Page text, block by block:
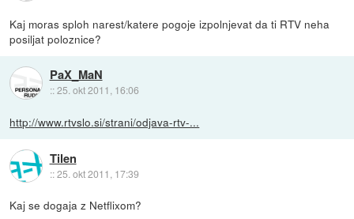
Kaj moras sploh narest/katere pogoje izpolnjevat da ti RTV neha
posiljat poloznice?
PaX_MaN
::25. okt 2011, 16:06
http://www.rtvslo.si/strani/odjava-rtv-...
Tilen
::25. okt 2011, 17:39
Kaj se dogaja z Netflixom?